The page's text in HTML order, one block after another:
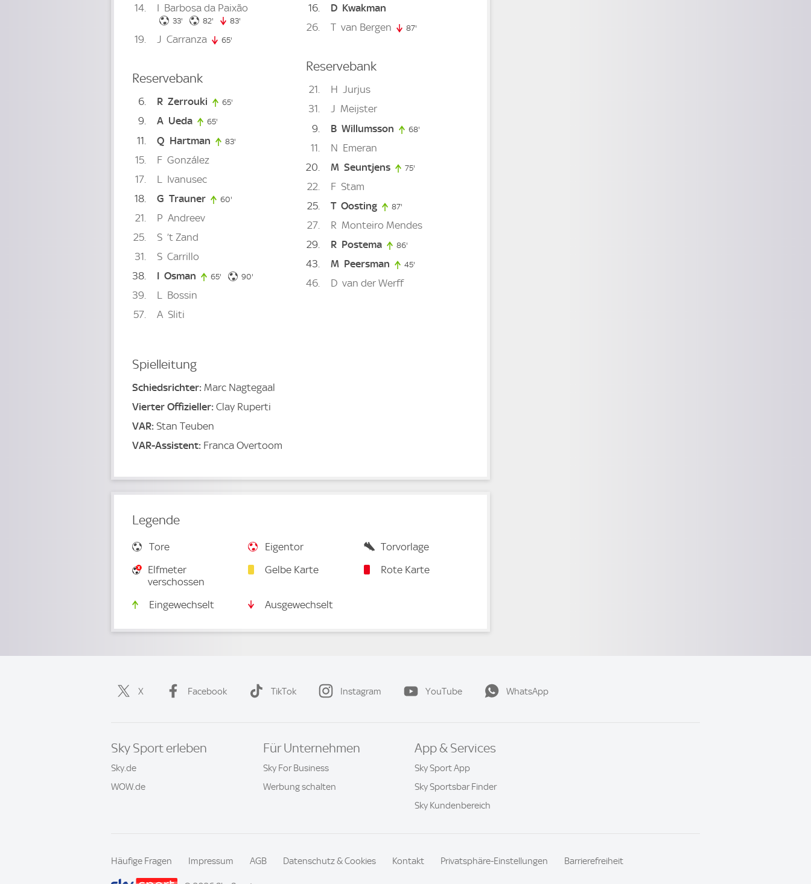
14 I Barbosa da Paixão
33' 33. minute
82' 82. minute
83'
19 J Carranza 65'
Reservebank
6 R Zerrouki 65'
9 A Ueda 65'
11 Q Hartman 83'
15 F González
17
L
Ivanusec
18
G Trauner 60'
21 P Andreev
25
S ’t Zand
31
S Carrillo
38
I Osman 65' 65. minute
90'
39 L
Bossin
57
A Sliti
16 D Kwakman
26
T van Bergen 87'
Reservebank
21 H Jurjus
31
J Meijster
9
B Willumsson 68'
11 N Emeran
20
M Seuntjens 75'
22 F Stam
25
T Oosting 87'
27 R Monteiro Mendes
29
R Postema 86'
43 M Peersman 45'
46 D van der Werff
Spielleitung
Schiedsrichter: Marc Nagtegaal
Vierter Offizieller: Clay Ruperti
VAR: Stan Teuben
VAR-Assistent: Franca Overtoom
Legende
Tore Eigentor
Torvorlage
Elfmeter
verschossen
Gelbe Karte Rote Karte
Eingewechselt Ausgewechselt
X Facebook TikTok Instagram YouTube WhatsApp
Sky Sport erleben
Sky.de
WOW.de
Für Unternehmen
Sky For Business
Werbung schalten
App & Services
Sky Sport App
Sky Sportsbar Finder
Sky Kundenbereich
Häufige Fragen Impressum AGB Datenschutz & Cookies Kontakt Privatsphäre-Einstellungen Barrierefreiheit